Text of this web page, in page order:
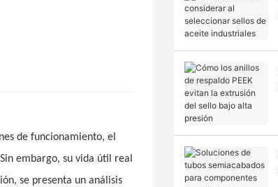
de funcionamiento, el
embargo, su vida útil real
se presenta un análisis